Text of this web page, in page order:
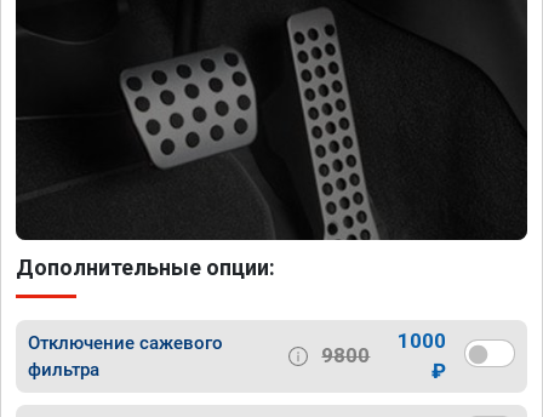
Дополнительные опции:
Отключение сажевого
фильтра
9800
1000
₽